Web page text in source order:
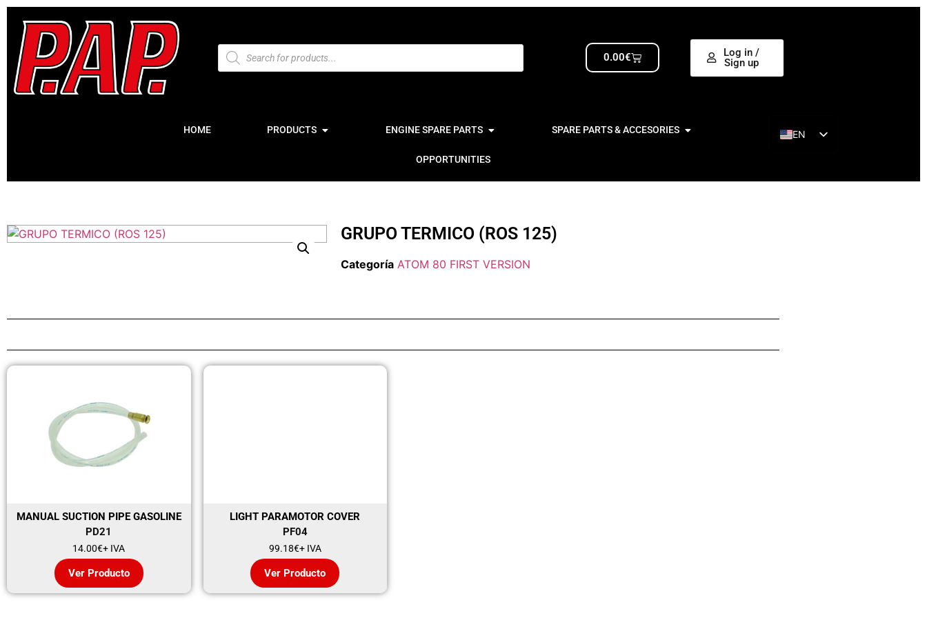
0.00€
Log in /
Sign up
HOME PRODUCTS ENGINE SPARE PARTS SPARE PARTS & ACCESORIES
OPPORTUNITIES
EN
GRUPO TERMICO (ROS 125)
Categoría ATOM 80 FIRST VERSION
MANUAL SUCTION PIPE GASOLINE
PD21
14.00€+ IVA
Ver Producto
LIGHT PARAMOTOR COVER
PF04
99.18€+ IVA
Ver Producto